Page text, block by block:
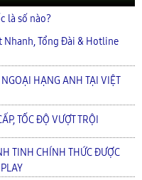
là số nào?
Nhanh, Tổng Đài & Hotline
NGOẠI HẠNG ANH TẠI VIỆT
TỐC ĐỘ VƯỢT TRỘI
TINH CHÍNH THỨC ĐƯỢC